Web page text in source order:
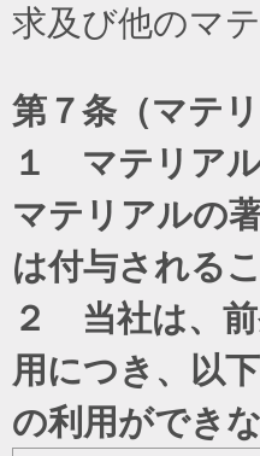
求及び他のマ
第７条（マテ
１ マテリアル
マテリアルの
は付与される
２ 当社は、前
用につき、以
の利用ができ